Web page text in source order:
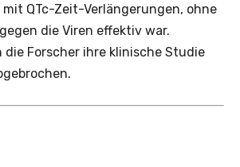
QTc-Zeit-Verlängerungen, ohne
die Viren effektiv war.
die Forscher ihre klinische Studie